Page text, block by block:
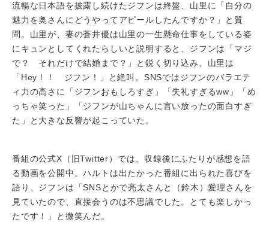
流暢な日本語を披露し続けたジフンは終盤、山里に「自分の
魅力を奥さんにどうやってアピールしたんですか？」と質
問。山里が、妻の蒼井優は山里の一生懸命仕事をしている姿
にキュンとしてくれたらしいと説明すると、ジフンは「マジ
で？ それだけで結婚まで？」と鋭く切り込み、山里は
「Hey！！ ジフン！」と絶叫。SNSではジフンのバラエテ
ィ力の高さに「ジフンおもしろすぎ」「失礼すぎるww」「め
っちゃ笑った」「ジフンが山ちゃんに言い放ったの面白すぎ
た」と大きな反響が起こっていた。
番組の公式X（旧Twitter）では、収録後にふたりが感想を語
る動画を公開中。ハルトは出たかった番組に出られた喜びを
語り、ジフンは「SNSとかで亮太さんと（鈴木）愛理さんを
見ていたので、直接会うのは不思議でした。とても楽しかっ
たです！」と微笑んだ。